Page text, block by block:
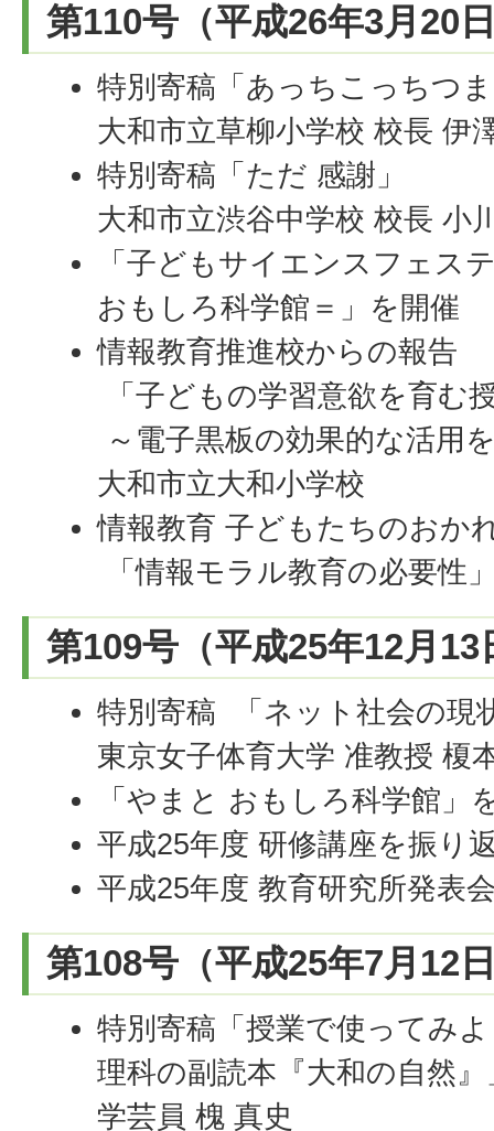
第110号（平成26年3月20
特別寄稿「あっちこっちつ
大和市立草柳小学校 校長 伊
特別寄稿「ただ 感謝」
大和市立渋谷中学校 校長 小
「子どもサイエンスフェス
おもしろ科学館＝」を開催
情報教育推進校からの報告
「子どもの学習意欲を育む
～電子黒板の効果的な活用
大和市立大和小学校
情報教育 子どもたちのおか
「情報モラル教育の必要性
第109号（平成25年12月13
特別寄稿 「ネット社会の現
東京女子体育大学 准教授 榎
「やまと おもしろ科学館」
平成25年度 研修講座を振り
平成25年度 教育研究所発表
第108号（平成25年7月12
特別寄稿「授業で使ってみ
理科の副読本『大和の自然』
学芸員 槐 真史